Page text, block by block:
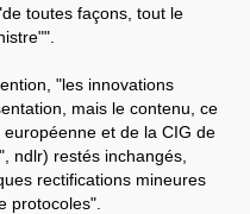
toutes façons, tout le
"les innovations
mais le contenu, ce
et de la CIG de
ndlr) restés inchangés,
rectifications mineures
protocoles".